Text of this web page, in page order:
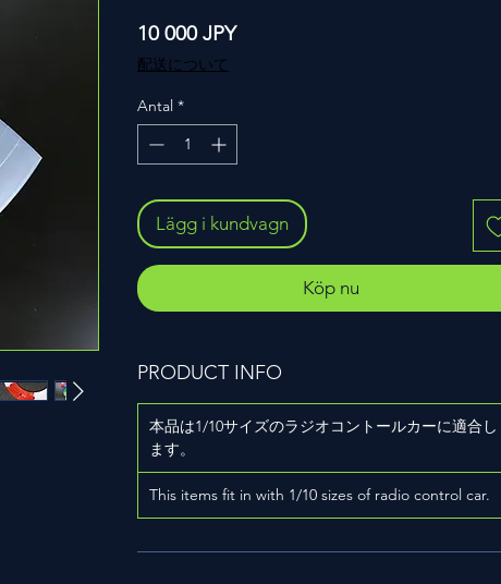
10 000 JPYPris
配送について
Antal *
Lägg i kundvagn
Köp nu
PRODUCT INFO
本品は1/10サイズのラジオコントールカーに適合し
ます。
This items fit in with 1/10 sizes of radio control car.